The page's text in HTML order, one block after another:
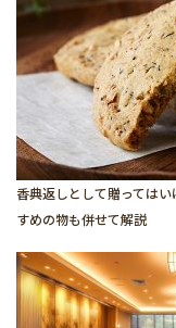
香典返しとして贈っては
すめの物も併せて解説